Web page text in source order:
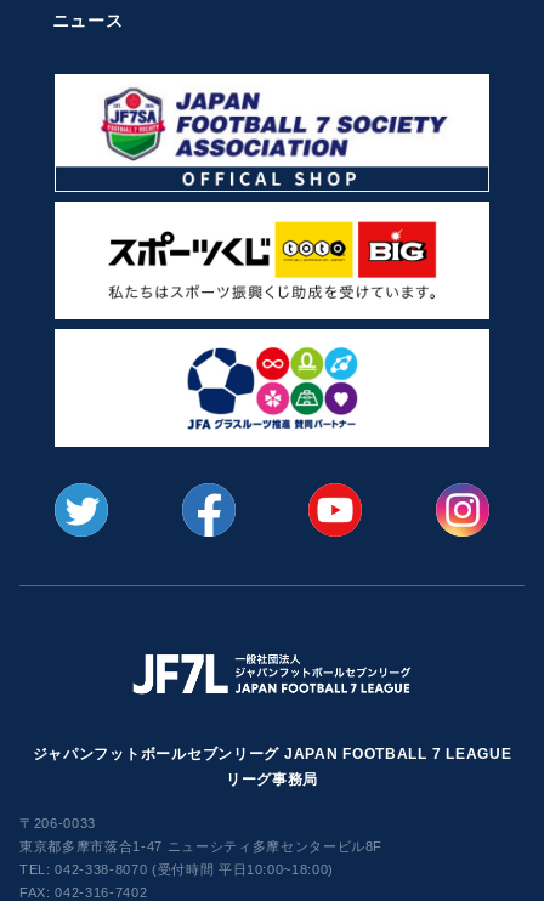
ニュース
ジャパンフットボールセブンリーグ JAPAN FOOTBALL 7 LEAGUE
リーグ事務局
〒206-0033
東京都多摩市落合1-47 ニューシティ多摩センタービル8F
TEL:042-338-8070 (受付時間 平日10:00~18:00)
FAX: 042-316-7402